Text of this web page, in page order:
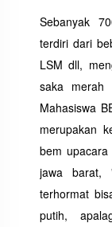
Sebanyak
terdiri dari
LSM dll,
saka merah
Mahasiswa
merupakan
bem
jawa barat,
terhormat
putih,